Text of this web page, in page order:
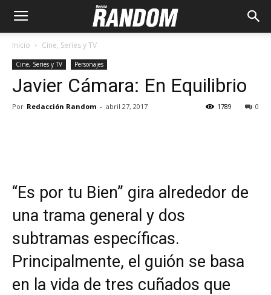
Inicio Cine, Series y TV
Cine, Series y TV Personajes
Javier Cámara: En Equilibrio
Por Redacción Random - abril 27, 2017 0
1789
“Es por tu Bien” gira alrededor de
una trama general y dos
subtramas específicas.
Principalmente, el guión se basa
en la vida de tres cuñados que